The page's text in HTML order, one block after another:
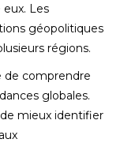
Les
géopolitiques
régions.
de comprendre
globales.
mieux identifier